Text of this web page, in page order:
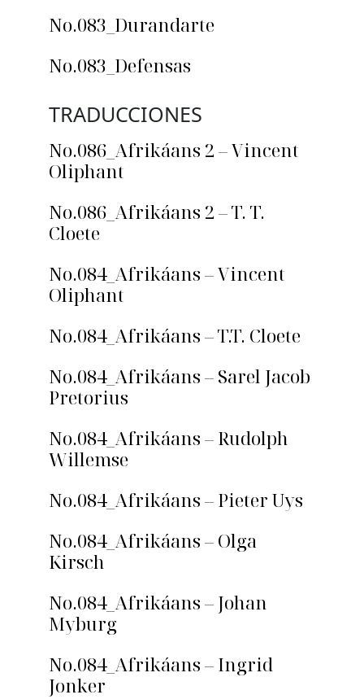
No.083_Durandarte
No.083_Defensas
TRADUCCIONES
No.086_Afrikáans 2 – Vincent
Oliphant
No.086_Afrikáans 2 – T. T.
Cloete
No.084_Afrikáans – Vincent
Oliphant
No.084_Afrikáans – T.T. Cloete
No.084_Afrikáans – Sarel Jacob
Pretorius
No.084_Afrikáans – Rudolph
Willemse
No.084_Afrikáans – Pieter Uys
No.084_Afrikáans – Olga
Kirsch
No.084_Afrikáans – Johan
Myburg
No.084_Afrikáans – Ingrid
Jonker